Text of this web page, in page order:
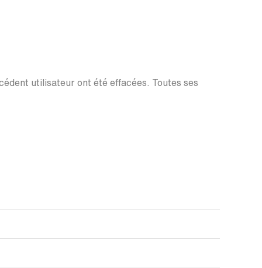
utilisateur ont été effacées. Toutes ses